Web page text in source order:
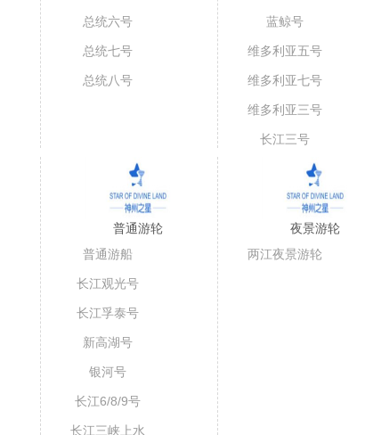
总统六号
总统七号
总统八号
蓝鲸号
维多利亚五号
维多利亚七号
维多利亚三号
长江三号
普通游轮
普通游船
长江观光号
长江孚泰号
新高湖号
银河号
长江6/8/9号
长江三峡上水
夜景游轮
两江夜景游轮